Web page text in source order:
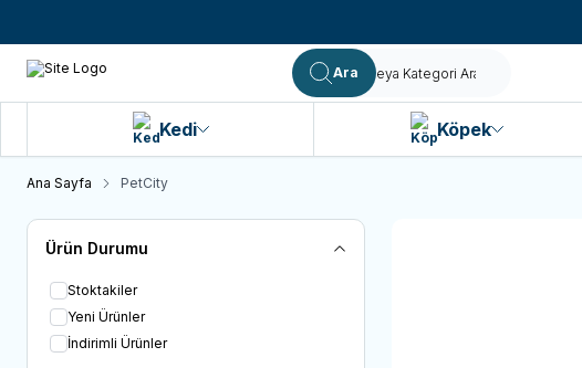
Ara
Kedi Köpek
Ana Sayfa PetCity
Ürün Durumu
Stoktakiler
Yeni Ürünler
İndirimli Ürünler